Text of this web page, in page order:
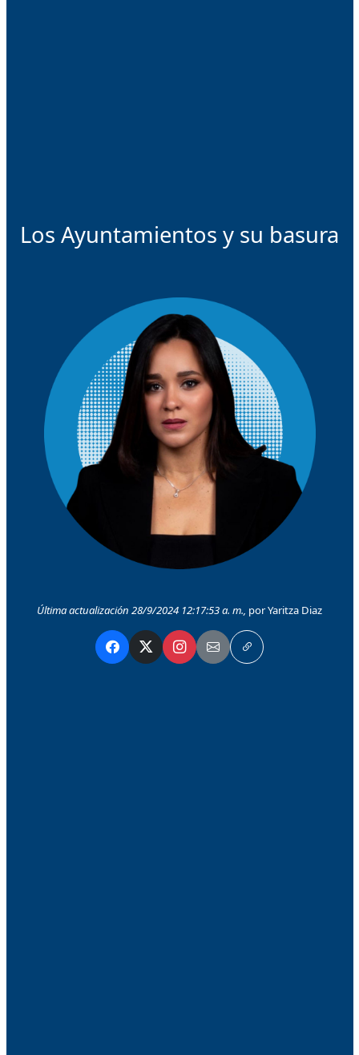
Los Ayuntamientos y su basura
Última actualización 28/9/2024 12:17:53 a. m., por Yaritza Diaz